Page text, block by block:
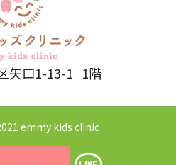
矢口1-13-1 1階
emmy kids clinic